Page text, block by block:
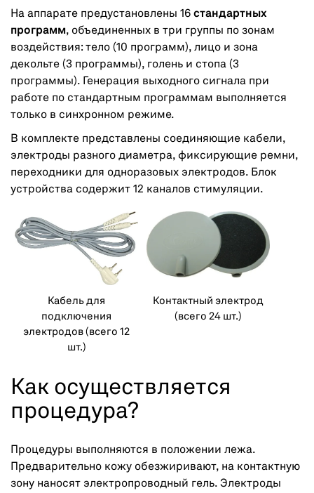
На аппарате предустановлены 16 стандартных
программ, объединенных в три группы по зонам
воздействия: тело (10 программ), лицо и зона
декольте (3 программы), голень и стопа (3
программы). Генерация выходного сигнала при
работе по стандартным программам выполняется
только в синхронном режиме.
В комплекте представлены соединяющие кабели,
электроды разного диаметра, фиксирующие ремни,
переходники для одноразовых электродов. Блок
устройства содержит 12 каналов стимуляции.
Кабель для
подключения
электродов (всего 12
шт.)
Контактный электрод
(всего 24 шт.)
Как осуществляется
процедура?
Процедуры выполняются в положении лежа.
Предварительно кожу обезжиривают, на контактную
зону наносят электропроводный гель. Электроды